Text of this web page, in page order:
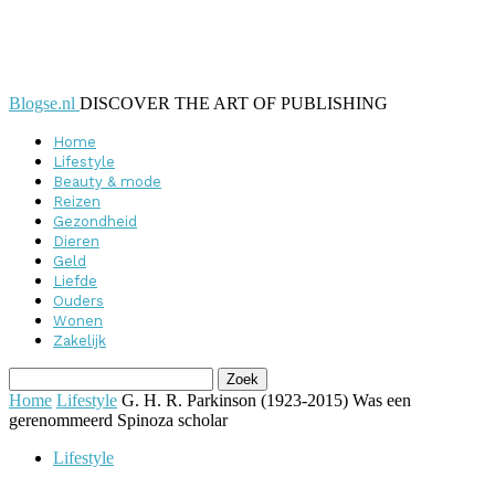
Blogse.nl DISCOVER THE ART OF PUBLISHING
Home
Lifestyle
Beauty & mode
Reizen
Gezondheid
Dieren
Geld
Liefde
Ouders
Wonen
Zakelijk
Home Lifestyle G. H. R. Parkinson (1923-2015) Was een
gerenommeerd Spinoza scholar
Lifestyle